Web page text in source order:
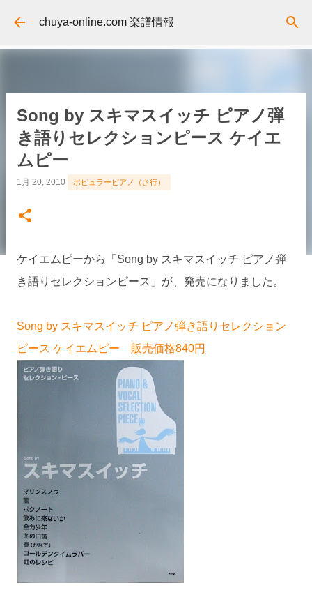
スキップしてメイン コンテンツに移動
chuya-online.com 楽譜情報
Song by スキマスイッチ ピアノ弾
き語りセレクションピース ケイエ
ムピー
1月 20, 2010 ポピュラーピアノ（さ行）
ケイエムピーから「Song by スキマスイッチ ピアノ弾
き語りセレクションピース」が、発売になりました。
Song by スキマスイッチ ピアノ弾き語りセレクション
ピース ケイエムピー 販売価格840円